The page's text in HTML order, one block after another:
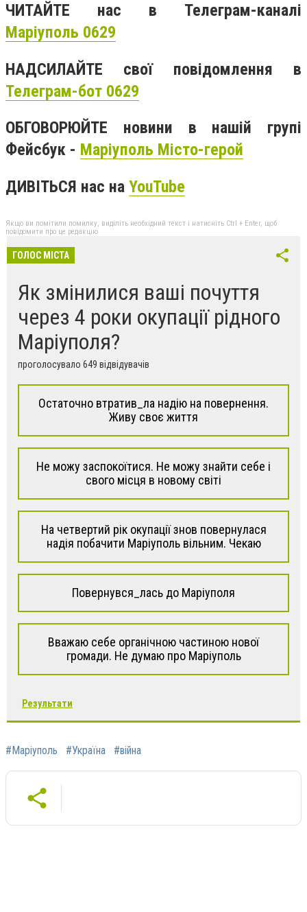
ЧИТАЙТЕ нас в Телеграм-каналі
Маріуполь 0629
НАДСИЛАЙТЕ свої повідомлення в
Телеграм-бот 0629
ОБГОВОРЮЙТЕ новини в нашій групі
Фейсбук - Маріуполь Місто-герой
ДИВІТЬСЯ нас на YouTube
Якщо ви помітили помилку, виділіть необхідний текст і натисніть Ctrl + Enter, щоб
повідомити про це редакцію
ГОЛОС МІСТА
Як змінилися ваші почуття
через 4 роки окупації рідного
Маріуполя?
проголосувало 649 відвідувачів
Остаточно втратив_ла надію на повернення.
Живу своє життя
Не можу заспокоїтися. Не можу знайти себе і
свого місця в новому світі
На четвертий рік окупації знов повернулася
надія побачити Маріуполь вільним. Чекаю
Повернувся_лась до Маріуполя
Вважаю себе органічною частиною нової
громади. Не думаю про Маріуполь
Результати
#Маріуполь #Україна #війна